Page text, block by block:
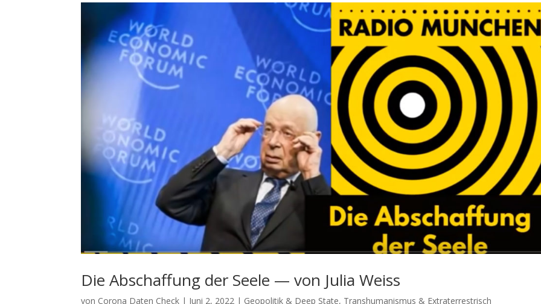
Die Abschaffung der Seele — von Julia Weiss
von Corona Daten Check | Juni 2, 2022 | Geopolitik & Deep State, Transhumanismus & Extraterrestrisch